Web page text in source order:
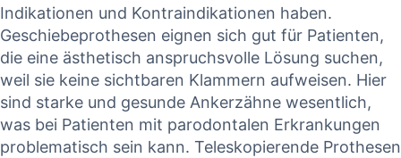
Indikationen und ⁤Kontraindikationen haben.
Geschiebeprothesen eignen sich ​gut für Patienten,
die eine ästhetisch⁣ anspruchsvolle Lösung suchen,
⁣weil sie keine​ sichtbaren ​Klammern aufweisen. ​Hier
‍sind starke und ⁢gesunde Ankerzähne ⁢wesentlich,
‌was⁢ bei ‌Patienten mit‌ parodontalen ⁤Erkrankungen
problematisch sein kann. Teleskopierende Prothesen